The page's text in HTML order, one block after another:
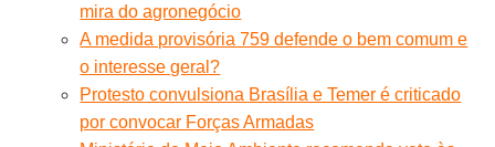
mira do agronegócio
A medida provisória 759 defende o bem comum e
o interesse geral?
Protesto convulsiona Brasília e Temer é criticado
por convocar Forças Armadas